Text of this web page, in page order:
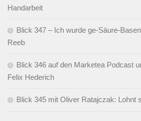
Handarbeit
Blick 347 – Ich wurde ge-Säure-
Reeb
Blick 346 auf den Marketea Podcast
Felix Hederich
Blick 345 mit Oliver Ratajczak: Lohnt